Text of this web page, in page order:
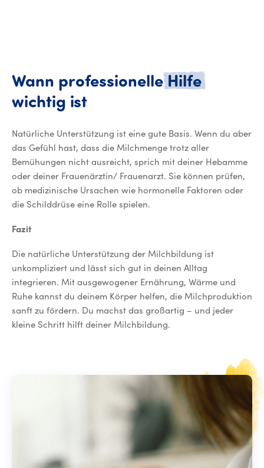
Wann professionelle Hilfe
wichtig istWann professionelle
Natürliche Unterstützung ist eine gute Basis. Wenn du aber
das Gefühl hast, dass die Milchmenge trotz aller
Bemühungen nicht ausreicht, sprich mit deiner Hebamme
oder deiner Frauenärztin/ Frauenarzt. Sie können prüfen,
ob medizinische Ursachen wie hormonelle Faktoren oder
die Schilddrüse eine Rolle spielen.
Fazit
Die natürliche Unterstützung der Milchbildung ist
unkompliziert und lässt sich gut in deinen Alltag
integrieren. Mit ausgewogener Ernährung, Wärme und
Ruhe kannst du deinem Körper helfen, die Milchproduktion
sanft zu fördern. Du machst das großartig – und jeder
kleine Schritt hilft deiner Milchbildung.